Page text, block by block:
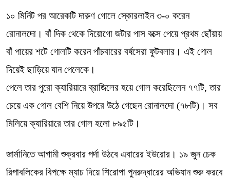
১০ মিনিট পর আরেকটি দারুণ গোলে স্কোরলাইন ৩-০ করেন
রোনালদো। বাঁ দিক থেকে দিয়োগো জটার পাস বক্সে পেয়ে প্রথম ছোঁয়ায়
বাঁ পায়ের শটে গোলটি করেন পাঁচবারের বর্ষসেরা ফুটবলার। এই গোল
দিয়েই ছাড়িয়ে যান পেলেকে।
পেলে তার পুরো ক্যারিয়ারে ব্রাজিলের হয়ে গোল করেছিলেন ৭৭টি, তার
চেয়ে এক গোল বেশি নিয়ে উপরে উঠে গেছেন রোনালদো (৭৮টি)। সব
মিলিয়ে ক্যারিয়ারে তার গোল হলো ৮৯৫টি।
জার্মানিতে আগামী শুক্রবার পর্দা উঠবে এবারের ইউরোর। ১৯ জুন চেক
রিপাবলিকের বিপক্ষে ম্যাচ দিয়ে শিরোপা পুনরুদ্ধারের অভিযান শুরু করবে